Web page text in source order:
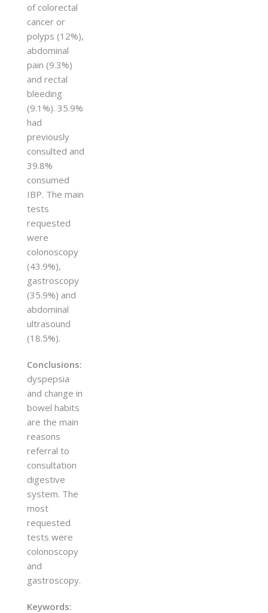
of colorectal
cancer or
polyps (12%),
abdominal
pain (9.3%)
and rectal
bleeding
(9.1%). 35.9%
had
previously
consulted and
39.8%
consumed
IBP. The main
tests
requested
were
colonoscopy
(43.9%),
gastroscopy
(35.9%) and
abdominal
ultrasound
(18.5%).
Conclusions:
dyspepsia
and change in
bowel habits
are the main
reasons
referral to
consultation
digestive
system. The
most
requested
tests were
colonoscopy
and
gastroscopy.
Keywords: